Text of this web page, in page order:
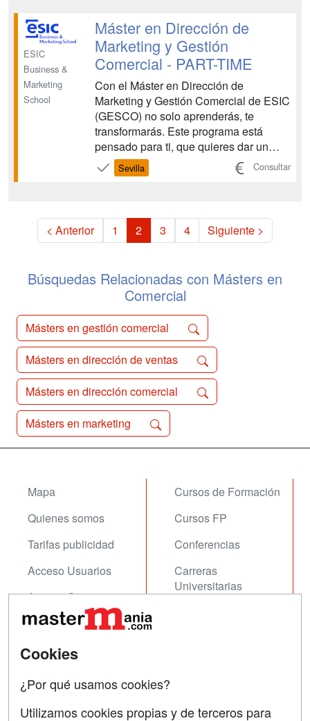
los retos actuales del mercado. A través
de un enfoque práctico, actuali...
ESIC
Business &
Marketing
School
Máster en Dirección de
Marketing y Gestión
Comercial - PART-TIME
Con el Máster en Dirección de
Marketing y Gestión Comercial de ESIC
(GESCO) no solo aprenderás, te
transformarás. Este programa está
pensado para ti, que quieres dar un
paso más en tu carrera, combinando
estrategias de marketing con una
de un enfoque práctico, actuali...
Sevilla Consultar
< Anterior 1 2 3 4 Siguiente >
Búsquedas Relacionadas con Másters en
Comercial
Másters en gestión comercial
Másters en dirección de ventas
Másters en dirección comercial
Másters en marketing
Mapa
Quienes somos
Tarifas publicidad
Acceso Usuarios
Acceso Centros
Cursos de Formación
Cursos FP
Conferencias
Carreras
Universitarias
Contactar
Confidencialidad
Aviso legal
Cookies
¿Por qué usamos cookies?
Utilizamos cookies propias y de terceros para